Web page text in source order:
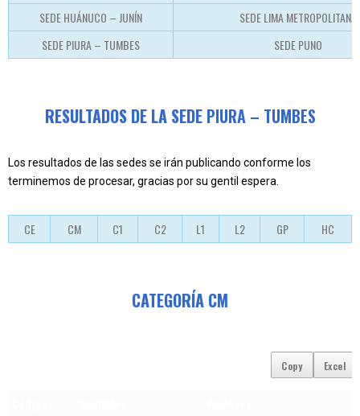
SEDE HUÁNUCO – JUNÍN
SEDE LIMA METROPOLITANA
SEDE PIURA – TUMBES
SEDE PUNO
RESULTADOS DE LA SEDE PIURA – TUMBES
Los resultados de las sedes se irán publicando conforme los
terminemos de procesar, gracias por su gentil espera.
CE CM C1 C2 L1 L2 GP HC
CATEGORÍA CM
Copy Excel